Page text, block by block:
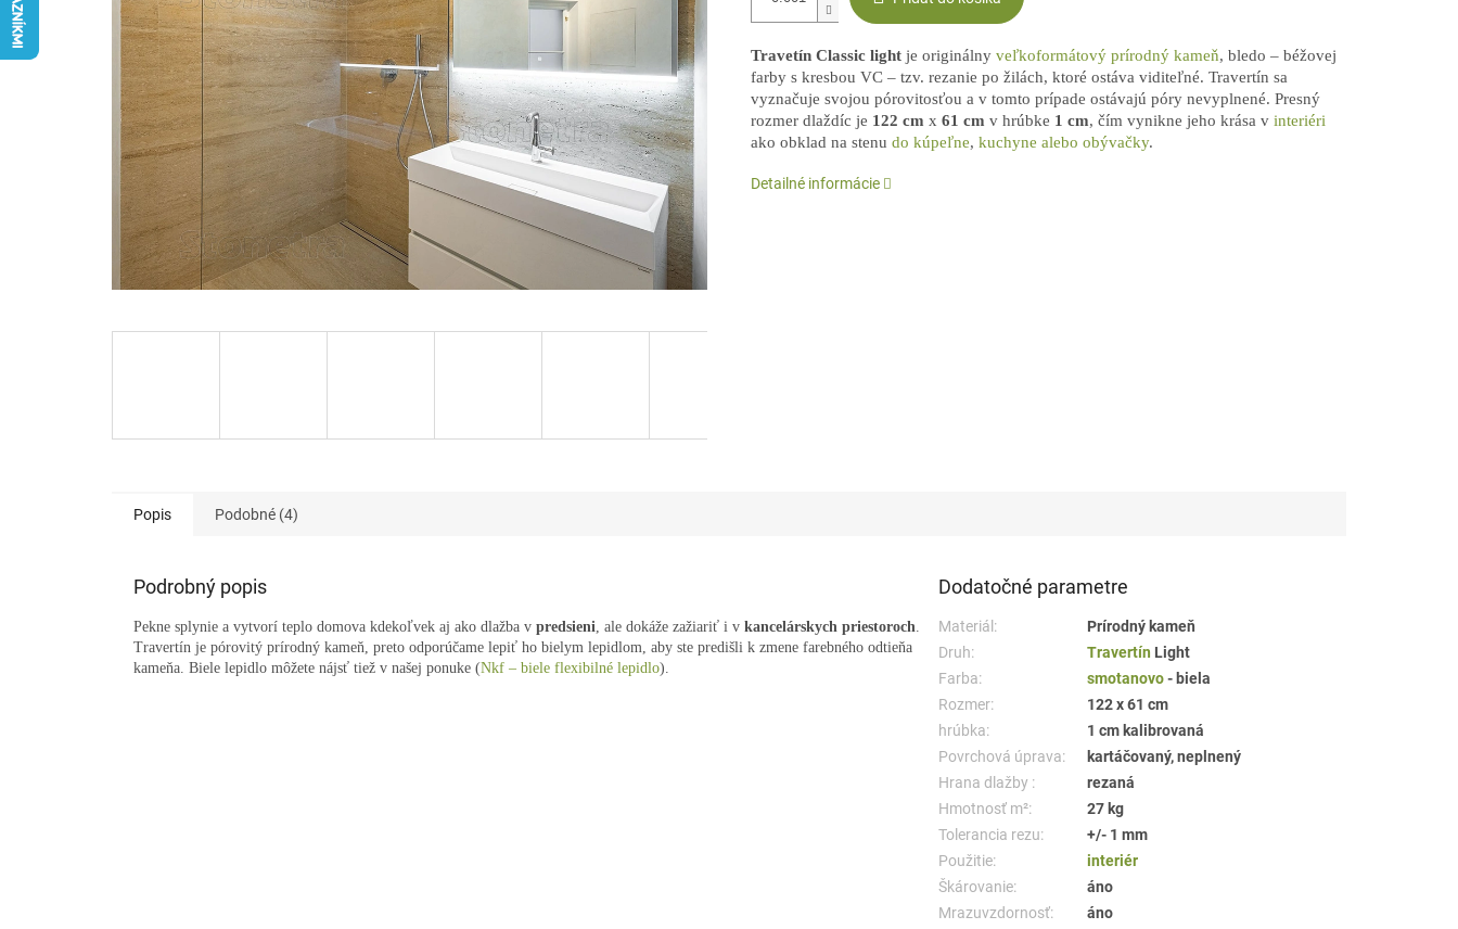
Travetín Classic light je originálny veľkoformátový prírodný kameň, bledo – béžovej
farby s kresbou VC – tzv. rezanie po žilách, ktoré ostáva viditeľné. Travertín sa
vyznačuje svojou pórovitosťou a v tomto prípade ostávajú póry nevyplnené. Presný
rozmer dlaždíc je 122 cm x 61 cm v hrúbke 1 cm, čím vynikne jeho krása v interiéri
ako obklad na stenu do kúpeľne, kuchyne alebo obývačky.
Detailné informácie
Popis Podobné (4)
Podrobný popis
Pekne splynie a vytvorí teplo domova kdekoľvek aj ako dlažba v predsieni, ale dokáže zažiariť i v kancelárskych priestoroch.
Travertín je pórovitý prírodný kameň, preto odporúčame lepiť ho bielym lepidlom, aby ste predišli k zmene farebného odtieňa
kameňa. Biele lepidlo môžete nájsť tiež v našej ponuke (Nkf – biele flexibilné lepidlo).
Dodatočné parametre
Materiál:
Prírodný kameň
Druh:
Travertín Light
Farba:
smotanovo- biela
Rozmer:
122 x 61 cm
hrúbka:
1 cm kalibrovaná
Povrchová úprava:
kartáčovaný, neplnený
Hrana dlažby :
rezaná
Hmotnosť m²:
27 kg
Tolerancia rezu:
+/- 1 mm
Použitie:
interiér
Škárovanie:
áno
Mrazuvzdornosť:
áno